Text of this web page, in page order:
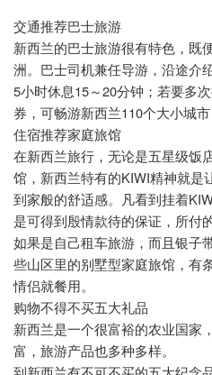
交通推荐巴士旅游
新西兰的巴士旅游很有特色，既
洲。巴士司机兼任导游，沿途介
5小时休息15～20分钟；若要多
券，可畅游新西兰110个大小城
住宿推荐家庭旅馆
在新西兰旅行，无论是五星级饭
馆，新西兰特有的KIWI精神就是
到家般的舒适感。凡看到挂着
是可得到殷情款待的保证，所付
如果是自己租车旅游，而且银子
些山区里的别墅型家庭旅馆，有
情侣就餐用。
购物不得不买五大礼品
新西兰是一个很富裕的农业国家
富，旅游产品也多种多样。